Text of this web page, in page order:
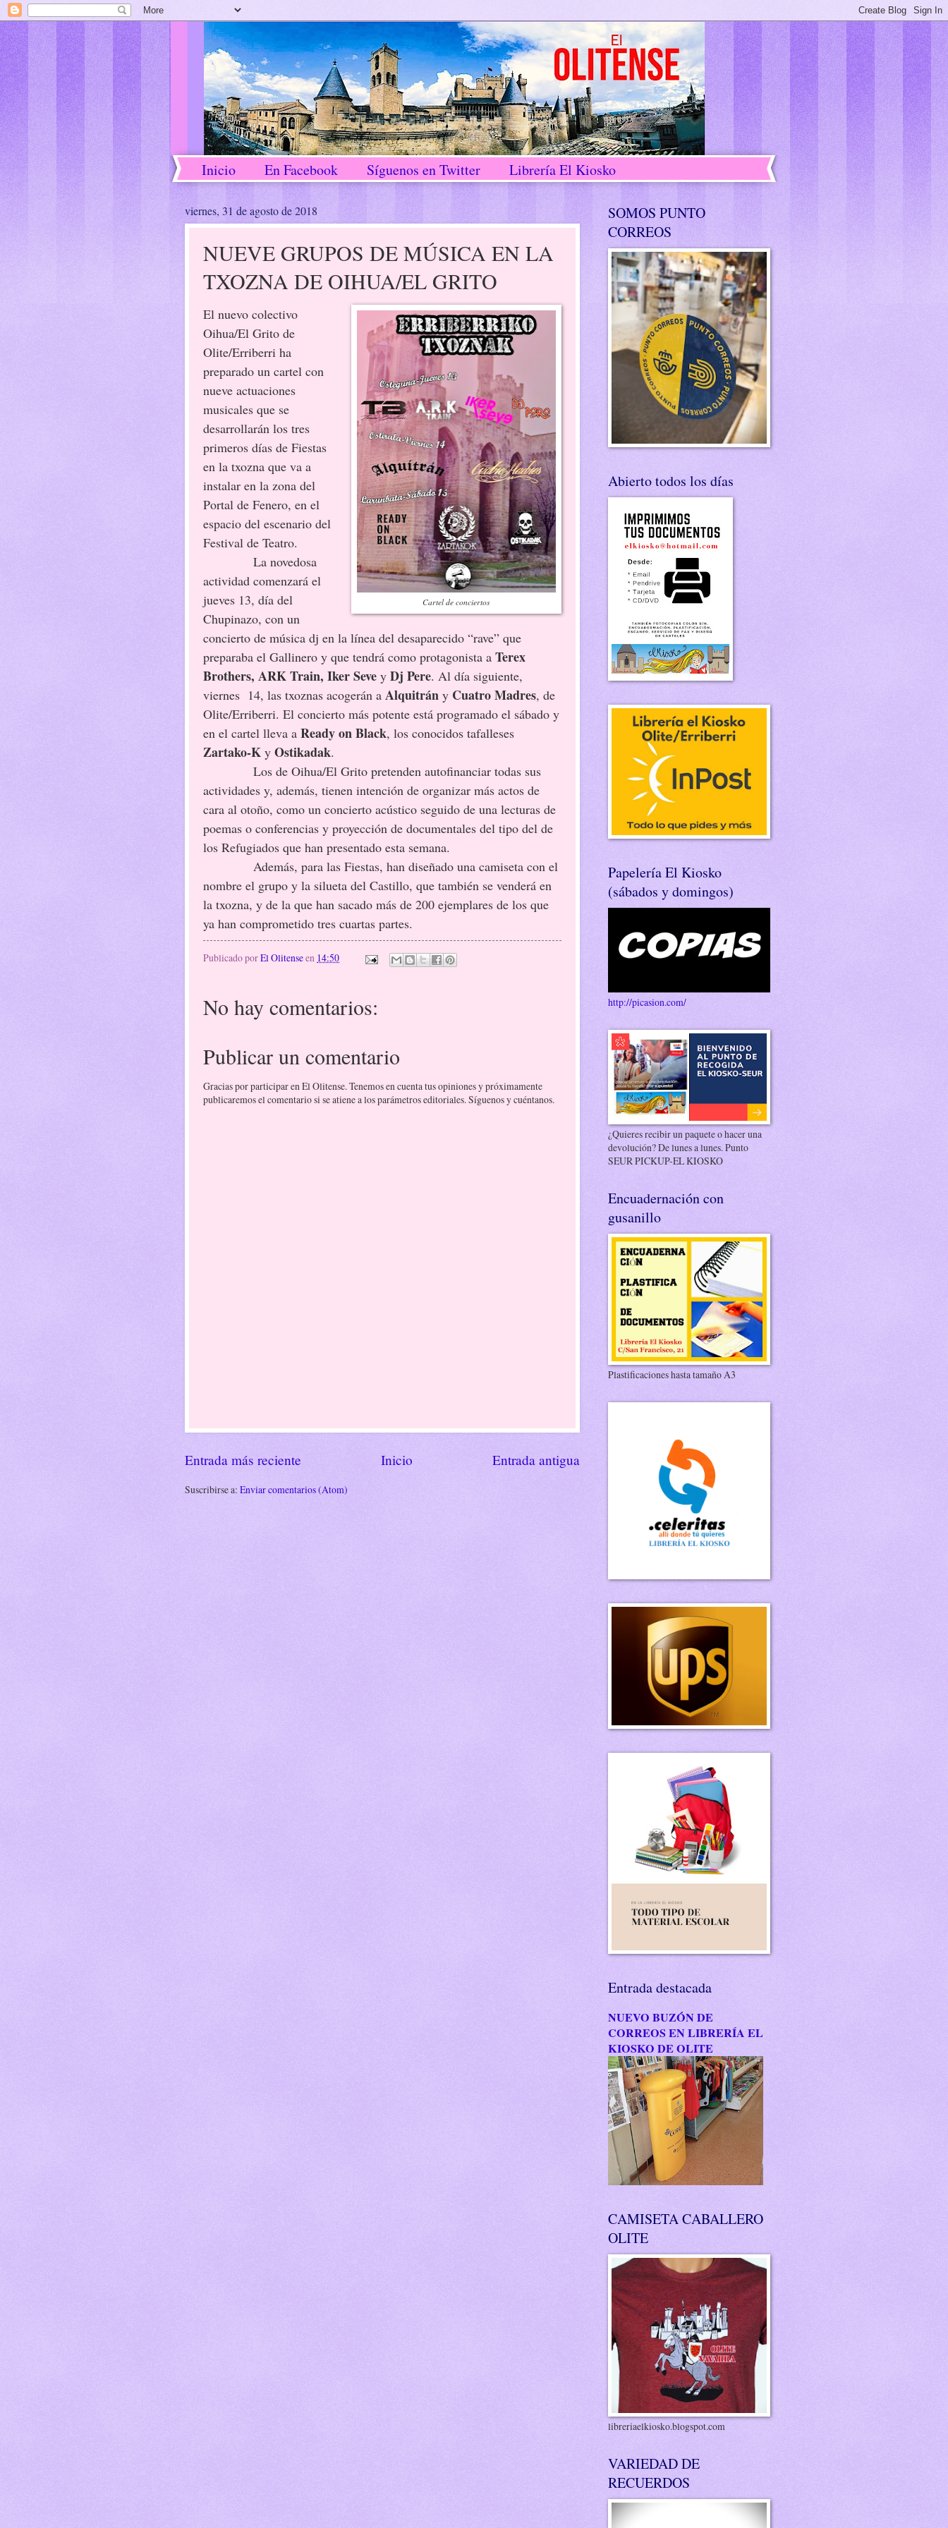
Inicio En Facebook Síguenos en Twitter Librería El Kiosko
viernes, 31 de agosto de 2018
NUEVE GRUPOS DE MÚSICA EN LA
TXOZNA DE OIHUA/EL GRITO
Cartel de conciertos
El nuevo colectivo
Oihua/El Grito de
Olite/Erriberri ha
preparado un cartel con
nueve actuaciones
musicales que se
desarrollarán los tres
primeros días de Fiestas
en la txozna que va a
instalar en la zona del
Portal de Fenero, en el
espacio del escenario del
Festival de Teatro.
La novedosa
actividad comenzará el
jueves 13, día del
Chupinazo, con un
concierto de música dj en la línea del desaparecido “rave” que
preparaba el Gallinero y que tendrá como protagonista a Terex
Brothers, ARK Train, Iker Seve y Dj Pere. Al día siguiente,
viernes 14, las txoznas acogerán a Alquitrán y Cuatro Madres, de
Olite/Erriberri. El concierto más potente está programado el sábado y
en el cartel lleva a Ready on Black, los conocidos tafalleses
Zartako-K y Ostikadak.
Los de Oihua/El Grito pretenden autofinanciar todas sus
actividades y, además, tienen intención de organizar más actos de
cara al otoño, como un concierto acústico seguido de una lecturas de
poemas o conferencias y proyección de documentales del tipo del de
los Refugiados que han presentado esta semana.
Además, para las Fiestas, han diseñado una camiseta con el
nombre el grupo y la silueta del Castillo, que también se venderá en
la txozna, y de la que han sacado más de 200 ejemplares de los que
ya han comprometido tres cuartas partes.
Publicado porEl Olitenseen 14:50
No hay comentarios:
Publicar un comentario
Gracias por participar en El Olitense. Tenemos en cuenta tus opiniones y próximamente
publicaremos el comentario si se atiene a los parámetros editoriales. Síguenos y cuéntanos.
Entrada más reciente Entrada antigua
Inicio
Suscribirse a: Enviar comentarios (Atom)
SOMOS PUNTO
CORREOS
Abierto todos los días
Papelería El Kiosko
(sábados y domingos)
http://picasion.com/
¿Quieres recibir un paquete o hacer una
devolución? De lunes a lunes. Punto
SEUR PICKUP-EL KIOSKO
Encuadernación con
gusanillo
Plastificaciones hasta tamaño A3
Entrada destacada
NUEVO BUZÓN DE
CORREOS EN LIBRERÍA EL
KIOSKO DE OLITE
CAMISETA CABALLERO
OLITE
libreriaelkiosko.blogspot.com
VARIEDAD DE
RECUERDOS